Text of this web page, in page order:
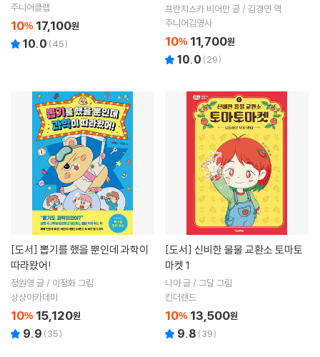
주니어클랩
10% 17,100원
10.0 (45)
프란치스카 비어만 글 / 김경연 역
주니어김영사
10% 11,700원
10.0 (29)
[도서]
따라왔어!
정원영 글 / 이정화 그림
상상아카데미
10% 15,120원
9.9 (35)
[도서]
마켓 1
나아 글 / 그달 그림
킨더랜드
10% 13,500원
9.8 (39)